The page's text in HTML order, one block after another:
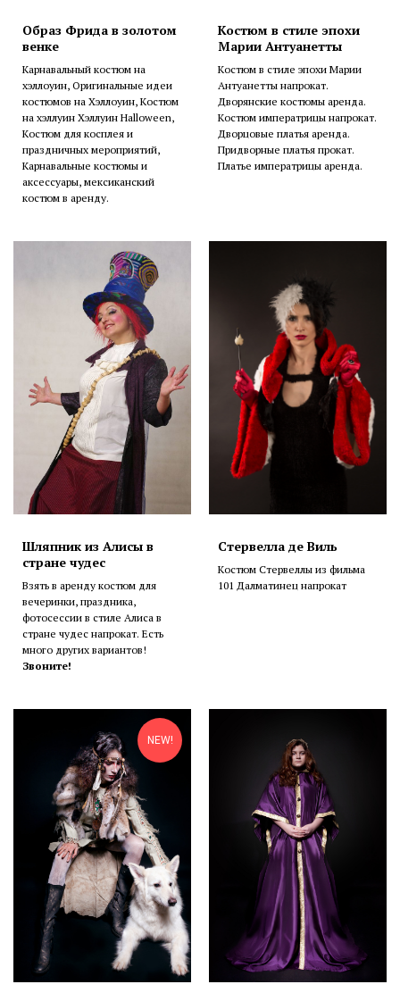
Образ Фрида в золотом
венке
Карнавальный костюм на
хэллоуин, Оригинальные идеи
костюмов на Хэллоуин, Костюм
на хэллуин Хэллуин Halloween,
Костюм для косплея и
праздничных мероприятий,
Карнавальные костюмы и
аксессуары, мексиканский
костюм в аренду.
Костюм в стиле эпохи
Марии Антуанетты
Костюм в стиле эпохи Марии
Антуанетты напрокат.
Дворянские костюмы аренда.
Костюм императрицы напрокат.
Дворцовые платья аренда.
Придворные платья прокат.
Платье императрицы аренда.
Шляпник из Алисы в
стране чудес
Взять в аренду костюм для
вечеринки, праздника,
фотосессии в стиле Алиса в
стране чудес напрокат. Есть
много других вариантов!
Звоните!
Стервелла де Виль
Костюм Стервеллы из фильма
101 Далматинец напрокат
NEW!